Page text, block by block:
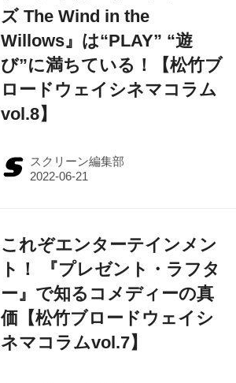
ズ The Wind in the
Willows』は“PLAY” “遊
び”に満ちている！【松竹ブ
ロードウェイシネマコラム
vol.8】
スクリーン編集部
これぞエンターテインメン
ト！ 『プレゼント・ラフタ
ー』で知るコメディーの真
価【松竹ブロードウェイシ
ネマコラムvol.7】